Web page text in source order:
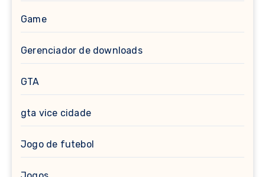
Game
Gerenciador de downloads
GTA
gta vice cidade
Jogo de futebol